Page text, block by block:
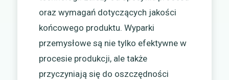
oraz wymagań dotyczących jakości
końcowego produktu. Wyparki
przemysłowe są nie tylko efektywne w
procesie produkcji, ale także
przyczyniają się do oszczędności